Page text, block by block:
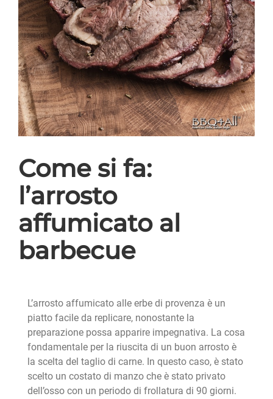
Come si fa:
l’arrosto
affumicato al
barbecue
L’arrosto affumicato alle erbe di provenza è un
piatto facile da replicare, nonostante la
preparazione possa apparire impegnativa. La cosa
fondamentale per la riuscita di un buon arrosto è
la scelta del taglio di carne. In questo caso, è stato
scelto un costato di manzo che è stato privato
dell’osso con un periodo di frollatura di 90 giorni.